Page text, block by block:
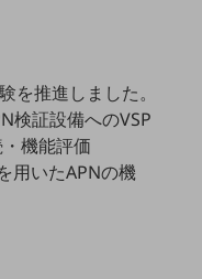
を推進しました。
検証設備へのVSP
機能評価
用いたAPNの機